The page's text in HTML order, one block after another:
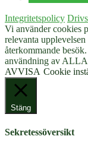
Integritetspolicy
Vi använder cookies
relevanta
återkommande
användning av ALLA
AVVISA Cookie
Stäng
Sekretessöversikt